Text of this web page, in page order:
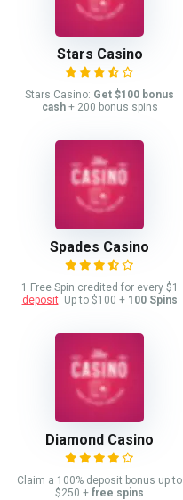
Stars Casino
Stars Casino: Get $100 bonus
cash+ 200 bonus spins
Spades Casino
1 Free Spin credited for every $1
deposit. Up to $100 + 100 Spins
Diamond Casino
Claim a 100% deposit bonus up to
$250 + free spins